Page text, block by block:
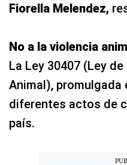
Fiorella Melendez,
No a la violencia
La Ley 30407 (Ley
Animal), promulgada
diferentes actos de
país.